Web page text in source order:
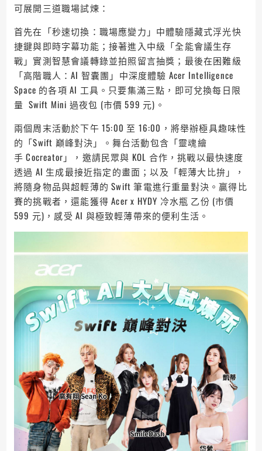
可展開三道職場試煉：
首先在「秒速切換：職場應變力」中體驗隱藏式浮光快
捷鍵與即時字幕功能；接著進入中級「全能會議生存
戰」實測智慧會議轉錄並拍照留言抽獎；最後在困難級
「高階職人：AI 智囊團」中深度體驗 Acer Intelligence
Space 的各項 AI 工具。只要集滿三點，即可兌換每日限
量 Swift Mini 過夜包 (市價 599 元)。
兩個周末活動於下午 15:00 至 16:00，將舉辦極具趣味性
的「Swift 巔峰對決」。舞台活動包含「靈魂繪
手 Cocreator」，邀請民眾與 KOL 合作，挑戰以最快速度
透過 AI 生成最接近指定的畫面；以及「輕薄大比拚」，
將隨身物品與超輕薄的 Swift 筆電進行重量對決。贏得比
賽的挑戰者，還能獲得 Acer x HYDY 冷水瓶 乙份 (市價
599 元)，感受 AI 與極致輕薄帶來的便利生活。